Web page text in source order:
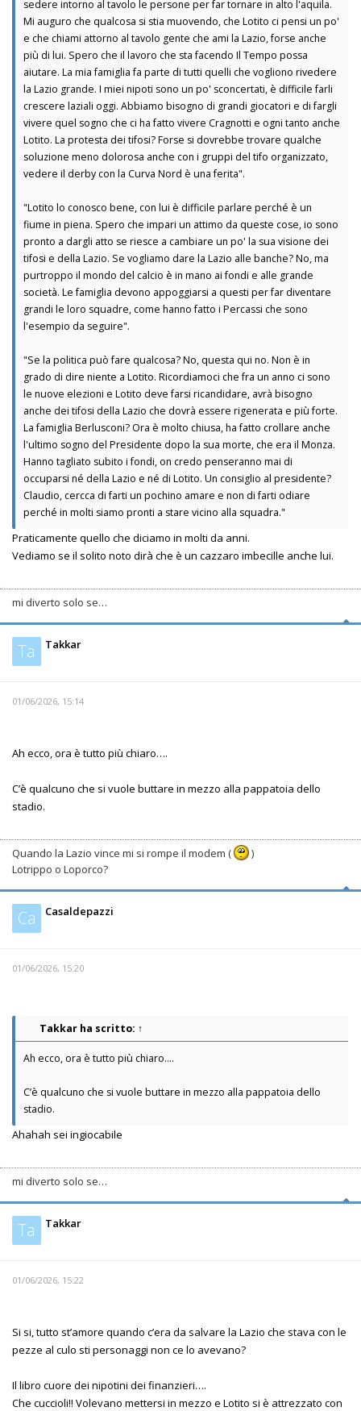
sedere intorno al tavolo le persone per far tornare in alto l'aquila.
Mi auguro che qualcosa si stia muovendo, che Lotito ci pensi un po'
e che chiami attorno al tavolo gente che ami la Lazio, forse anche
più di lui. Spero che il lavoro che sta facendo Il Tempo possa
aiutare. La mia famiglia fa parte di tutti quelli che vogliono rivedere
la Lazio grande. I miei nipoti sono un po' sconcertati, è difficile farli
crescere laziali oggi. Abbiamo bisogno di grandi giocatori e di fargli
vivere quel sogno che ci ha fatto vivere Cragnotti e ogni tanto anche
Lotito. La protesta dei tifosi? Forse si dovrebbe trovare qualche
soluzione meno dolorosa anche con i gruppi del tifo organizzato,
vedere il derby con la Curva Nord è una ferita".
"Lotito lo conosco bene, con lui è difficile parlare perché è un
fiume in piena. Spero che impari un attimo da queste cose, io sono
pronto a dargli atto se riesce a cambiare un po' la sua visione dei
tifosi e della Lazio. Se vogliamo dare la Lazio alle banche? No, ma
purtroppo il mondo del calcio è in mano ai fondi e alle grande
società. Le famiglia devono appoggiarsi a questi per far diventare
grandi le loro squadre, come hanno fatto i Percassi che sono
l'esempio da seguire".
"Se la politica può fare qualcosa? No, questa qui no. Non è in
grado di dire niente a Lotito. Ricordiamoci che fra un anno ci sono
le nuove elezioni e Lotito deve farsi ricandidare, avrà bisogno
anche dei tifosi della Lazio che dovrà essere rigenerata e più forte.
La famiglia Berlusconi? Ora è molto chiusa, ha fatto crollare anche
l'ultimo sogno del Presidente dopo la sua morte, che era il Monza.
Hanno tagliato subito i fondi, on credo penseranno mai di
occuparsi né della Lazio e né di Lotito. Un consiglio al presidente?
Claudio, cercca di farti un pochino amare e non di farti odiare
perché in molti siamo pronti a stare vicino alla squadra."
Praticamente quello che diciamo in molti da anni.
Vediamo se il solito noto dirà che è un cazzaro imbecille anche lui.
mi diverto solo se…
Ta Takkar
01/06/2026, 15:14
Ah ecco, ora è tutto più chiaro….
C’è qualcuno che si vuole buttare in mezzo alla pappatoia dello
stadio.
Quando la Lazio vince mi si rompe il modem (
)
Lotrippo o Loporco?
Ca Casaldepazzi
01/06/2026, 15:20
Takkar ha scritto: ↑
Ah ecco, ora è tutto più chiaro….
C’è qualcuno che si vuole buttare in mezzo alla pappatoia dello
stadio.
Ahahah sei ingiocabile
mi diverto solo se…
Ta Takkar
01/06/2026, 15:22
Si si, tutto st’amore quando c’era da salvare la Lazio che stava con le
pezze al culo sti personaggi non ce lo avevano?
Il libro cuore dei nipotini dei finanzieri….
Che cuccioli!! Volevano mettersi in mezzo e Lotito si è attrezzato con